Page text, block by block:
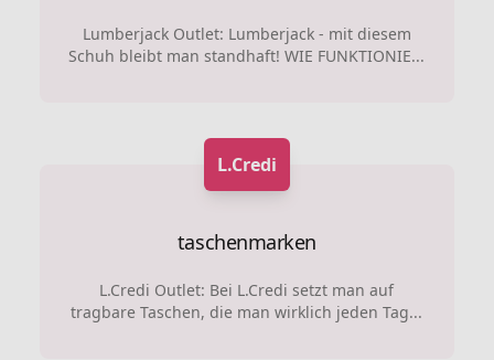
Lumberjack Outlet: Lumberjack - mit diesem
Schuh bleibt man standhaft! WIE FUNKTIONIE...
L.Credi
taschenmarken
L.Credi Outlet: Bei L.Credi setzt man auf
tragbare Taschen, die man wirklich jeden Tag...